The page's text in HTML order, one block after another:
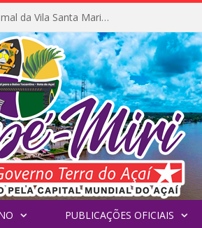
Prefeitura inicia obra de pavimentação no Ramal da Vila Santa Maria do Icatu
PUBLICAÇÕES OFICIAIS